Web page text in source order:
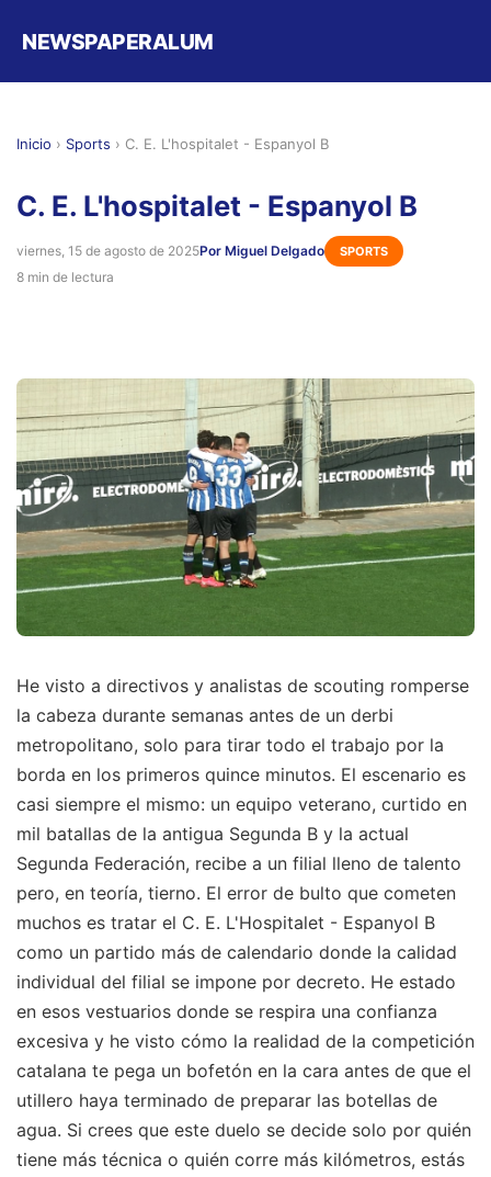
NEWSPAPERALUM
Inicio › Sports › C. E. L'hospitalet - Espanyol B
C. E. L'hospitalet - Espanyol B
viernes, 15 de agosto de 2025Por Miguel Delgado SPORTS
8 min de lectura
He visto a directivos y analistas de scouting romperse
la cabeza durante semanas antes de un derbi
metropolitano, solo para tirar todo el trabajo por la
borda en los primeros quince minutos. El escenario es
casi siempre el mismo: un equipo veterano, curtido en
mil batallas de la antigua Segunda B y la actual
Segunda Federación, recibe a un filial lleno de talento
pero, en teoría, tierno. El error de bulto que cometen
muchos es tratar el C. E. L'Hospitalet - Espanyol B
como un partido más de calendario donde la calidad
individual del filial se impone por decreto. He estado
en esos vestuarios donde se respira una confianza
excesiva y he visto cómo la realidad de la competición
catalana te pega un bofetón en la cara antes de que el
utillero haya terminado de preparar las botellas de
agua. Si crees que este duelo se decide solo por quién
tiene más técnica o quién corre más kilómetros, estás